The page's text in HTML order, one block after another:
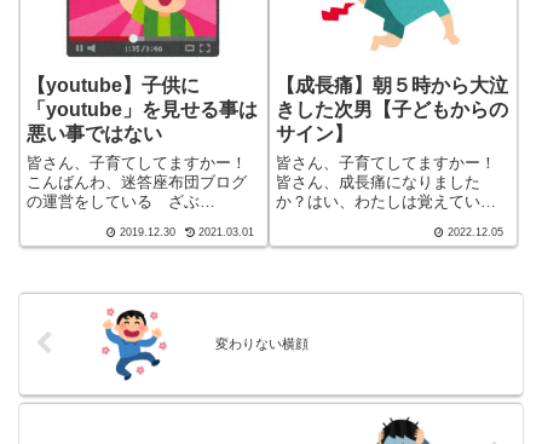
【youtube】子供に
「youtube」を見せる事は
悪い事ではない
皆さん、子育てしてますかー！
こんばんわ、迷答座布団ブログ
の運営をしている ざぶ
は40代でひとり親（シンパパ）
ます。※詳しくはプロフィー
2019.12.30 2021.03.01
【成長痛】朝５時から大泣
きした次男【子どもからの
サイン】
皆さん、子育てしてますかー！
皆さん、成長痛になりました
か？はい、わたしは覚えていま
る」わけではないようです。こ
(@meitou_zabuton)です。わたし
2022.12.05
変わりない横顔